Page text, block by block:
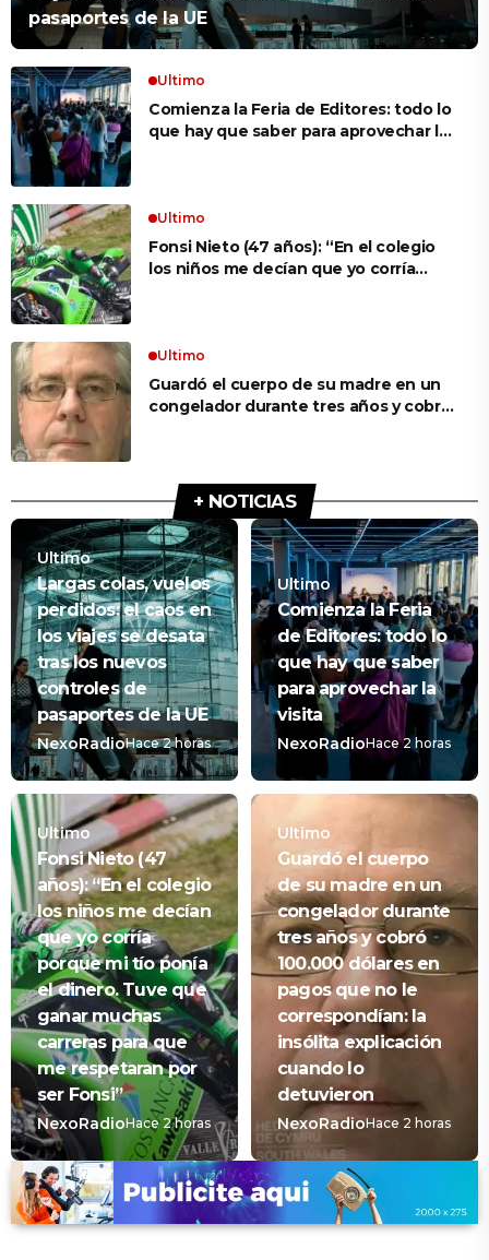
pasaportes de la UE
Ultimo
Comienza la Feria de Editores: todo lo
que hay que saber para aprovechar la
Ultimo
Fonsi Nieto (47 años): “En el colegio
los niños me decían que yo corría
Ultimo
Guardó el cuerpo de su madre en un
congelador durante tres años y cobró
+ NOTICIAS
Ultimo
Largas colas, vuelos
perdidos: el caos en
los viajes se desata
tras los nuevos
controles de
pasaportes de la UE
NexoRadioHace 2 horas
Ultimo
Comienza la Feria
de Editores: todo lo
que hay que saber
para aprovechar la
visita
NexoRadioHace 2 horas
Ultimo
Fonsi Nieto (47
años): “En el colegio
los niños me decían
que yo corría
porque mi tío ponía
el dinero. Tuve que
ganar muchas
carreras para que
me respetaran por
ser Fonsi”
NexoRadioHace 2 horas
Ultimo
Guardó el cuerpo
de su madre en un
congelador durante
tres años y cobró
100.000 dólares en
pagos que no le
correspondían: la
insólita explicación
cuando lo
detuvieron
NexoRadioHace 2 horas